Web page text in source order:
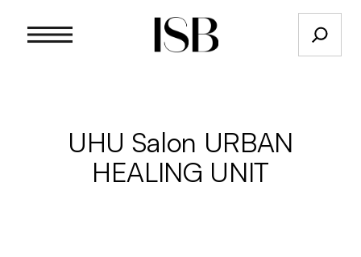
UHU Salon URBAN
HEALING UNIT